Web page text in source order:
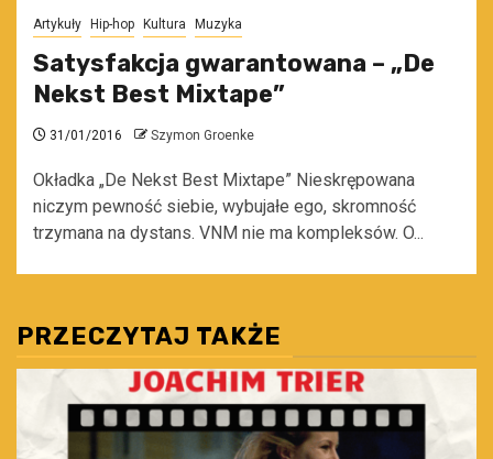
Artykuły Hip-hop Kultura Muzyka
Satysfakcja gwarantowana – „De
Nekst Best Mixtape”
31/01/2016 Szymon Groenke
Okładka „De Nekst Best Mixtape” Nieskrępowana
niczym pewność siebie, wybujałe ego, skromność
trzymana na dystans. VNM nie ma kompleksów. O...
PRZECZYTAJ TAKŻE